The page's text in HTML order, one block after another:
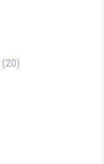
(20)